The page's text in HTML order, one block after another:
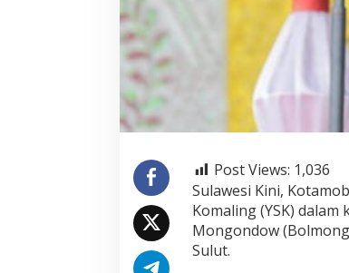
Post Views: 1,036
Sulawesi Kini,
Komaling (YSK)
Mongondow
Sulut.